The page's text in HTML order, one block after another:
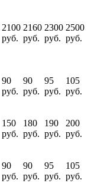
2100
руб.
2160
руб.
2300
руб.
2500
руб.
90
руб.
90
руб.
95
руб.
105
руб.
150
руб.
180
руб.
190
руб.
200
руб.
90
руб.
90
руб.
95
руб.
105
руб.